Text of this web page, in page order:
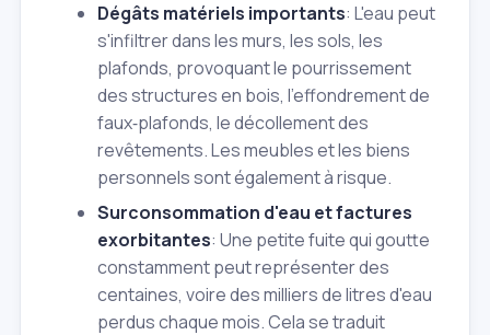
Dégâts matériels importants: L'eau peut
s'infiltrer dans les murs, les sols, les
plafonds, provoquant le pourrissement
des structures en bois, l'effondrement de
faux‑plafonds, le décollement des
revêtements. Les meubles et les biens
personnels sont également à risque.
Surconsommation d'eau et factures
exorbitantes: Une petite fuite qui goutte
constamment peut représenter des
centaines, voire des milliers de litres d'eau
perdus chaque mois. Cela se traduit